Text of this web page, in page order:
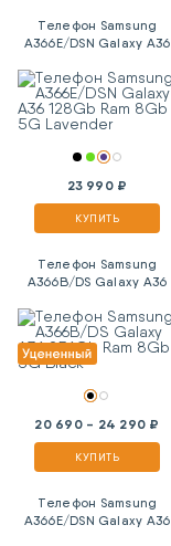
Телефон Samsung
A366E/DSN Galaxy A36
Lavender
23 990 ₽
КУПИТЬ
Телефон Samsung
A366B/DS Galaxy A36
Black
20 690 - 24 290 ₽
КУПИТЬ
Телефон Samsung
A366E/DSN Galaxy A36